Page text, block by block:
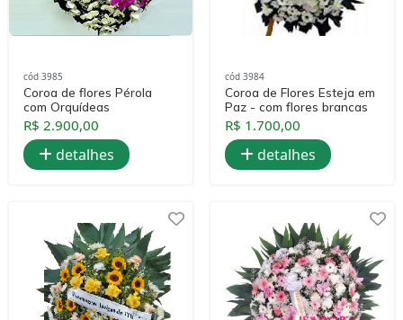
cód 3985
Coroa de flores Pérola
com Orquídeas
R$ 2.900,00
detalhes
cód 3984
Coroa de Flores Esteja em
Paz - com flores brancas
R$ 1.700,00
detalhes